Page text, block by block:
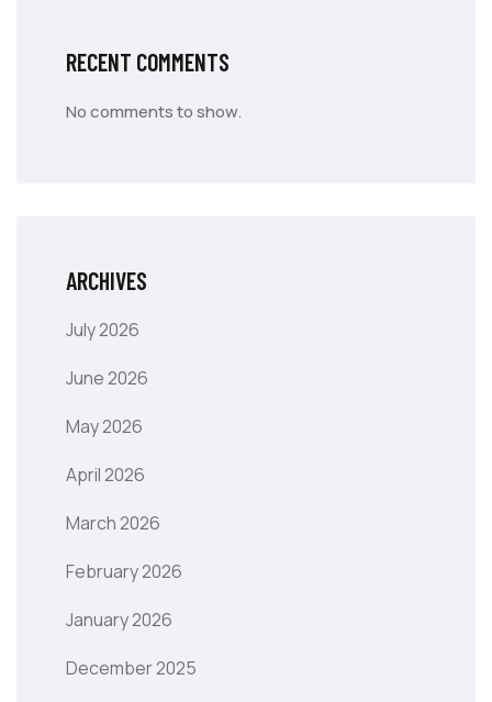
RECENT COMMENTS
No comments to show.
ARCHIVES
July 2026
June 2026
May 2026
April 2026
March 2026
February 2026
January 2026
December 2025